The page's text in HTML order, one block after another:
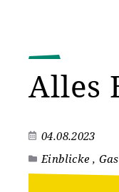
Alles
04.08.2023
Einblicke ,